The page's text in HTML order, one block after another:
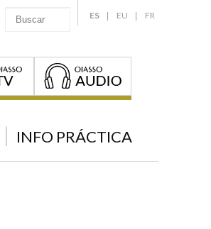
ES EU FR
INFO PRÁCTICA